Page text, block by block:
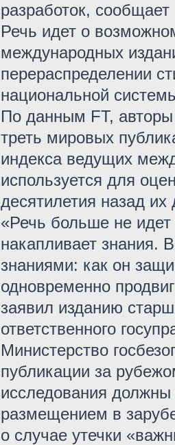
разработок,
Речь идет о
международных
перераспределении
национальной
По данным FT, авторы
треть мировых
индекса ведущих
используется для
десятилетия назад
«Речь больше не идет
накапливает знания.
знаниями: как он
одновременно
заявил изданию
ответственного
Министерство
публикации за
исследования должны
размещением в
о случае утечки